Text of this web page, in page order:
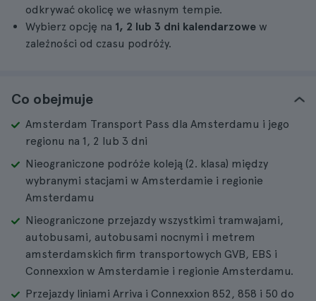
odkrywać okolicę we własnym tempie.
Wybierz opcję na 1, 2 lub 3 dni kalendarzowe w
zależności od czasu podróży.
Co obejmuje
Amsterdam Transport Pass dla Amsterdamu i jego
regionu na 1, 2 lub 3 dni
Nieograniczone podróże koleją (2. klasa) między
wybranymi stacjami w Amsterdamie i regionie
Amsterdamu
Nieograniczone przejazdy wszystkimi tramwajami,
autobusami, autobusami nocnymi i metrem
amsterdamskich firm transportowych GVB, EBS i
Connexxion w Amsterdamie i regionie Amsterdamu.
Przejazdy liniami Arriva i Connexxion 852, 858 i 50 do